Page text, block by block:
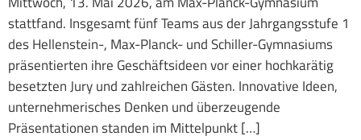
stattfand. Insgesamt fünf Teams aus der Jahrgangsstufe 1
des Hellenstein-, Max-Planck- und Schiller-Gymnasiums
präsentierten ihre Geschäftsideen vor einer hochkarätig
besetzten Jury und zahlreichen Gästen. Innovative Ideen,
unternehmerisches Denken und überzeugende
Präsentationen standen im Mittelpunkt […]